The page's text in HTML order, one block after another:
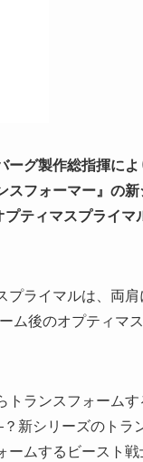
グ製作総指揮に
フォーマー』の
ティマスプライ
ライマルは、両
ム後のオプティマ
ランスフォーム
新シリーズのト
ムするビースト戦